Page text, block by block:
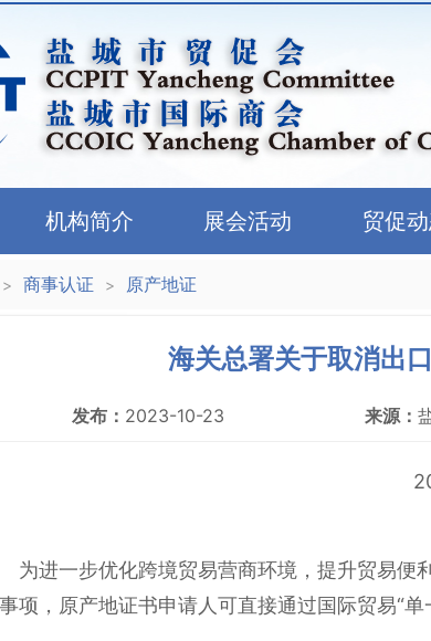
机构简介 展会活动 贸促
> 商事认证 > 原产地证
海关总署关于取消出
发布： 2023-10-23 来源：
为进一步优化跨境贸易营商环境，提升贸易便
项，原产地证书申请人可直接通过国际贸易“